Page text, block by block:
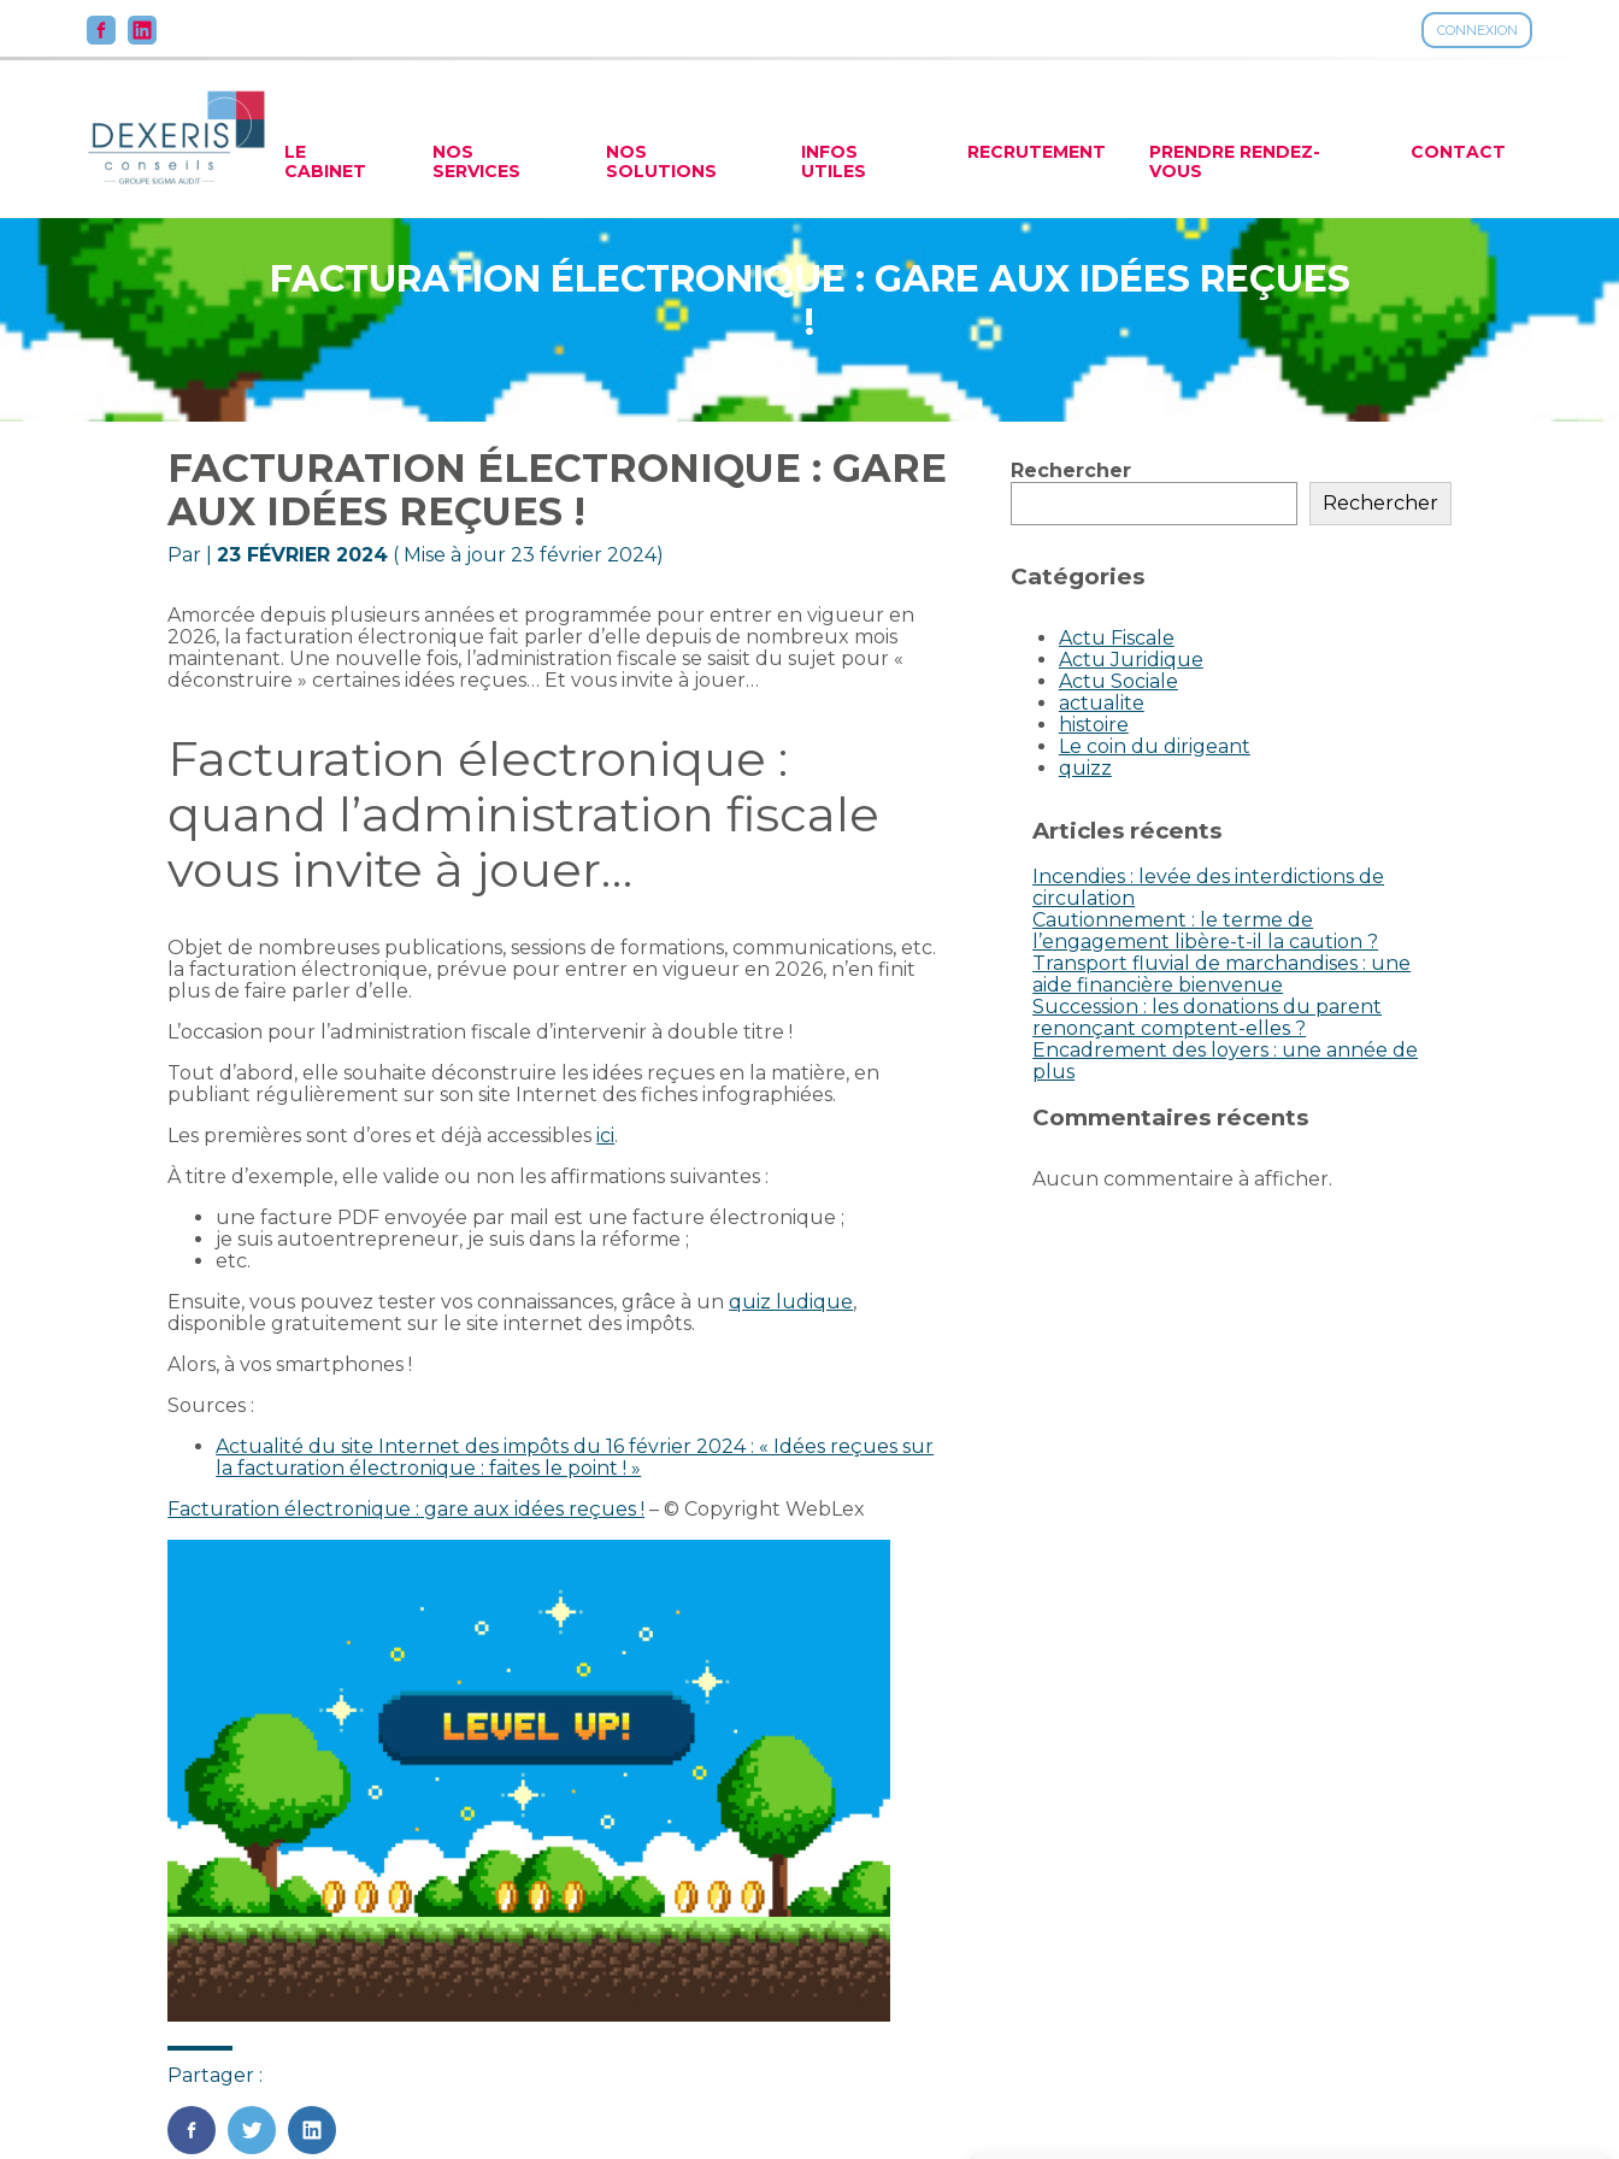
CONNEXION
au
contenu
Principal
LE
CABINET
NOS
SERVICES
NOS
SOLUTIONS
INFOS
UTILES
RECRUTEMENT
PRENDRE RENDEZ-
VOUS
CONTACT
FACTURATION ÉLECTRONIQUE : GARE AUX IDÉES REÇUES
!
FACTURATION ÉLECTRONIQUE : GARE
AUX IDÉES REÇUES !
Par |23 FÉVRIER 2024 ( Mise à jour 23 février 2024)
Amorcée depuis plusieurs années et programmée pour entrer en vigueur en
2026, la facturation électronique fait parler d’elle depuis de nombreux mois
maintenant. Une nouvelle fois, l’administration fiscale se saisit du sujet pour «
déconstruire » certaines idées reçues… Et vous invite à jouer…
Facturation électronique :
quand l’administration fiscale
vous invite à jouer…
Objet de nombreuses publications, sessions de formations, communications, etc.
la facturation électronique, prévue pour entrer en vigueur en 2026, n’en finit
plus de faire parler d’elle.
L’occasion pour l’administration fiscale d’intervenir à double titre !
Tout d’abord, elle souhaite déconstruire les idées reçues en la matière, en
publiant régulièrement sur son site Internet des fiches infographiées.
Les premières sont d’ores et déjà accessiblesici.
À titre d’exemple, elle valide ou non les affirmations suivantes :
une facture PDF envoyée par mail est une facture électronique ;
je suis autoentrepreneur, je suis dans la réforme ;
etc.
Ensuite, vous pouvez tester vos connaissances, grâce à unquiz ludique,
disponible gratuitement sur le site internet des impôts.
Alors, à vos smartphones !
Sources :
Actualité du site Internet des impôts du 16 février 2024 : « Idées reçues sur
la facturation électronique : faites le point ! »
Facturation électronique : gare aux idées reçues ! – © Copyright WebLex
Partager :
Blog
Rechercher
Rechercher
Catégories
Actu Fiscale
Actu Juridique
Actu Sociale
actualite
histoire
Le coin du dirigeant
quizz
Articles récents
Incendies : levée des interdictions de
circulation
Cautionnement : le terme de
l’engagement libère-t-il la caution ?
Transport fluvial de marchandises : une
aide financière bienvenue
Succession : les donations du parent
renonçant comptent-elles ?
Encadrement des loyers : une année de
plus
Commentaires récents
Aucun commentaire à afficher.